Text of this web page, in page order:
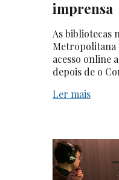
imprensa
As bibliotecas
Metropolitana
acesso online
depois de o
Ler mais